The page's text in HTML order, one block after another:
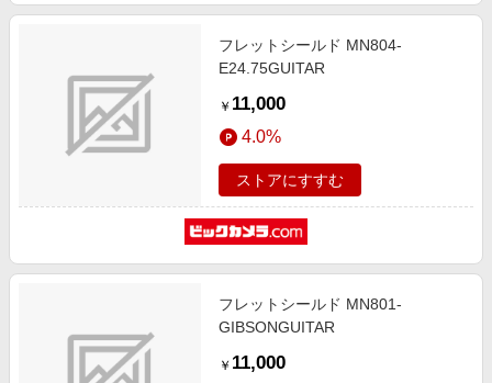
フレットシールド MN804-
E24.75GUITAR
￥ 11,000
4.0%
ストアにすすむ
フレットシールド MN801-
GIBSONGUITAR
￥ 11,000